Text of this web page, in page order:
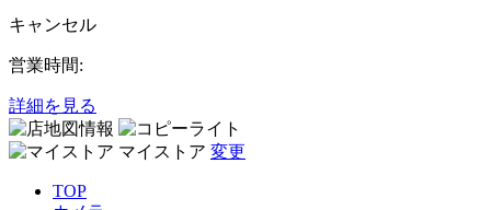
キャンセル
営業時間:
詳細を見る
マイストア 変更
TOP